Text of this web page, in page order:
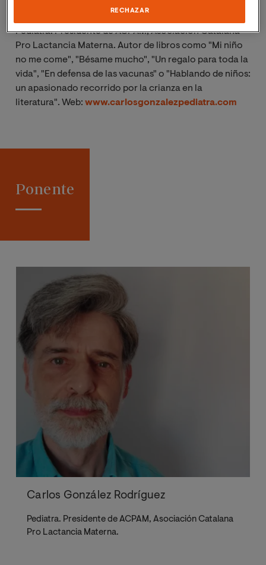
Carlos González Rodríguez
Pediatra. Presidente de ACPAM, Asociación Catalana
Pro Lactancia Materna. Autor de libros como "Mi niño
no me come", "Bésame mucho", "Un regalo para toda la
vida", "En defensa de las vacunas" o "Hablando de niños:
un apasionado recorrido por la crianza en la
literatura". Web: www.carlosgonzalezpediatra.com
Ponente
Carlos González Rodríguez
Pediatra. Presidente de ACPAM, Asociación Catalana
Pro Lactancia Materna.
RECHAZAR